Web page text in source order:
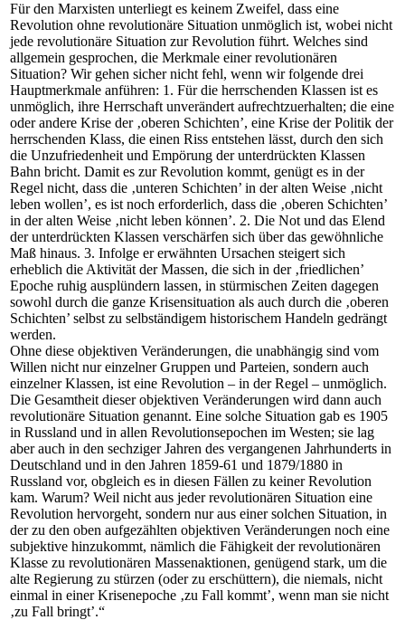
Für den Marxisten unterliegt es keinem Zweifel, dass eine
Revolution ohne revolutionäre Situation unmöglich ist, wobei nicht
jede revolutionäre Situation zur Revolution führt. Welches sind
allgemein gesprochen, die Merkmale einer revolutionären
Situation? Wir gehen sicher nicht fehl, wenn wir folgende drei
Hauptmerkmale anführen: 1. Für die herrschenden Klassen ist es
unmöglich, ihre Herrschaft unverändert aufrechtzuerhalten; die eine
oder andere Krise der ‚oberen Schichten’, eine Krise der Politik der
herrschenden Klass, die einen Riss entstehen lässt, durch den sich
die Unzufriedenheit und Empörung der unterdrückten Klassen
Bahn bricht. Damit es zur Revolution kommt, genügt es in der
Regel nicht, dass die ‚unteren Schichten’ in der alten Weise ‚nicht
leben wollen’, es ist noch erforderlich, dass die ‚oberen Schichten’
in der alten Weise ‚nicht leben können’. 2. Die Not und das Elend
der unterdrückten Klassen verschärfen sich über das gewöhnliche
Maß hinaus. 3. Infolge er erwähnten Ursachen steigert sich
erheblich die Aktivität der Massen, die sich in der ‚friedlichen’
Epoche ruhig ausplündern lassen, in stürmischen Zeiten dagegen
sowohl durch die ganze Krisensituation als auch durch die ‚oberen
Schichten’ selbst zu selbständigem historischem Handeln gedrängt
werden.
Ohne diese objektiven Veränderungen, die unabhängig sind vom
Willen nicht nur einzelner Gruppen und Parteien, sondern auch
einzelner Klassen, ist eine Revolution – in der Regel – unmöglich.
Die Gesamtheit dieser objektiven Veränderungen wird dann auch
revolutionäre Situation genannt. Eine solche Situation gab es 1905
in Russland und in allen Revolutionsepochen im Westen; sie lag
aber auch in den sechziger Jahren des vergangenen Jahrhunderts in
Deutschland und in den Jahren 1859-61 und 1879/1880 in
Russland vor, obgleich es in diesen Fällen zu keiner Revolution
kam. Warum? Weil nicht aus jeder revolutionären Situation eine
Revolution hervorgeht, sondern nur aus einer solchen Situation, in
der zu den oben aufgezählten objektiven Veränderungen noch eine
subjektive hinzukommt, nämlich die Fähigkeit der revolutionären
Klasse zu revolutionären Massenaktionen, genügend stark, um die
alte Regierung zu stürzen (oder zu erschüttern), die niemals, nicht
einmal in einer Krisenepoche ‚zu Fall kommt’, wenn man sie nicht
‚zu Fall bringt’.“